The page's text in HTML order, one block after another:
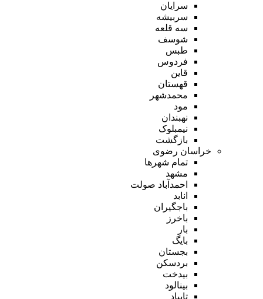
سرایان
سربیشه
سه قلعه
شوسف
طبس
فردوس
قاین
قهستان
محمدشهر
مود
نهبندان
نیمبلوک
بازگشت
خراسان رضوی
تمام شهر‌ها
مشهد
احمدآباد صولت
انابد
باجگیران
باخرز
بار
بایگ
بجستان
بردسکن
بیدخت
بینالود
تایباد